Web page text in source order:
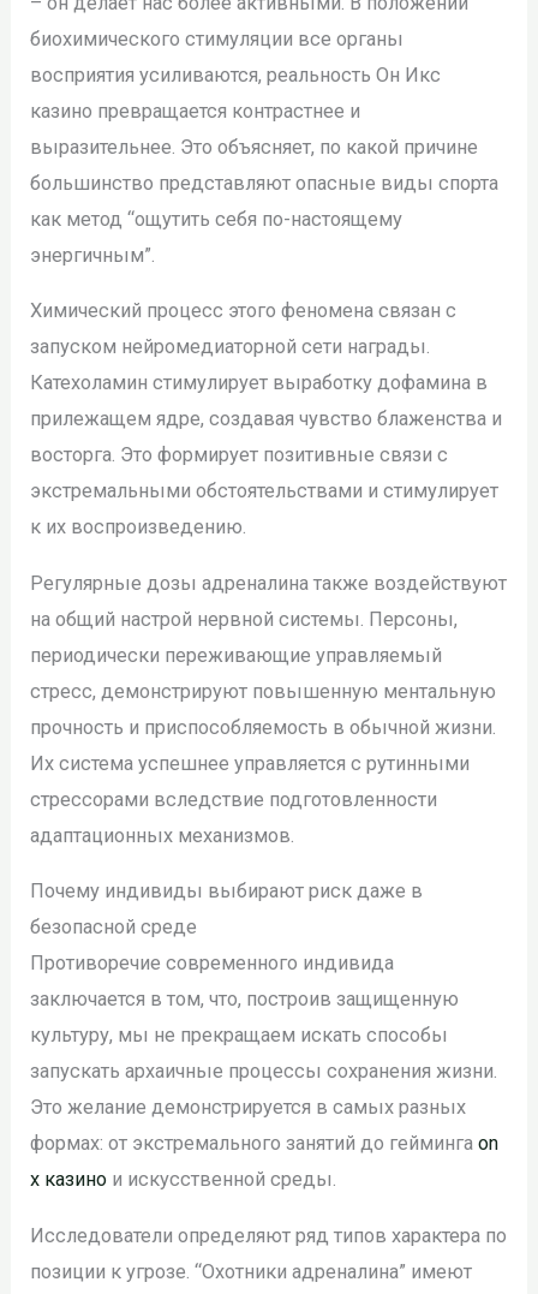
биохимического стимуляции все органы
восприятия усиливаются, реальность Он Икс
казино превращается контрастнее и
выразительнее. Это объясняет, по какой причине
большинство представляют опасные виды спорта
как метод “ощутить себя по-настоящему
энергичным”.
Химический процесс этого феномена связан с
запуском нейромедиаторной сети награды.
Катехоламин стимулирует выработку дофамина в
прилежащем ядре, создавая чувство блаженства и
восторга. Это формирует позитивные связи с
экстремальными обстоятельствами и стимулирует
к их воспроизведению.
Регулярные дозы адреналина также воздействуют
на общий настрой нервной системы. Персоны,
периодически переживающие управляемый
стресс, демонстрируют повышенную ментальную
прочность и приспособляемость в обычной жизни.
Их система успешнее управляется с рутинными
стрессорами вследствие подготовленности
адаптационных механизмов.
Почему индивиды выбирают риск даже в
безопасной среде
Противоречие современного индивида
заключается в том, что, построив защищенную
культуру, мы не прекращаем искать способы
запускать архаичные процессы сохранения жизни.
Это желание демонстрируется в самых разных
формах: от экстремального занятий до геймингаon
x казино и искусственной среды.
Исследователи определяют ряд типов характера по
позиции к угрозе. “Охотники адреналина” имеют